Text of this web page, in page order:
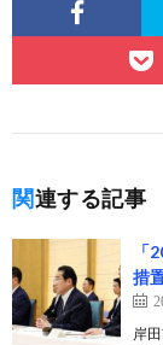
関連する記事
「
措
岸